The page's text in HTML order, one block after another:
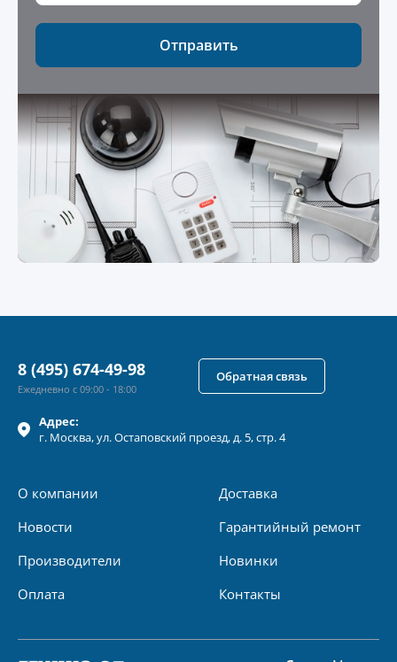
Отправить
Адрес:
г. Москва, ул.Остаповский проезд, д. 5, стр. 4
О компании
Новости
Производители
Оплата
Доставка
Гарантийный ремонт
Новинки
Контакты
8 (495) 674-49-98
Ежедневно с 09:00 - 18:00
Обратная связь